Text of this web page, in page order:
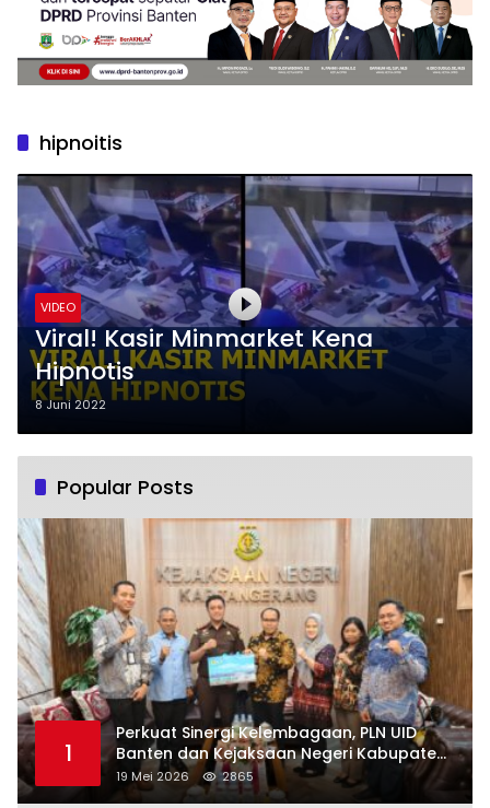
hipnoitis
VIDEO
Viral! Kasir Minmarket Kena
Hipnotis
8 Juni 2022
Popular Posts
1
Perkuat Sinergi Kelembagaan, PLN UID
Banten dan Kejaksaan Negeri Kabupaten
Tangerang Kolaborasi Dukung Pelayanan
Publik
19 Mei 2026 2865